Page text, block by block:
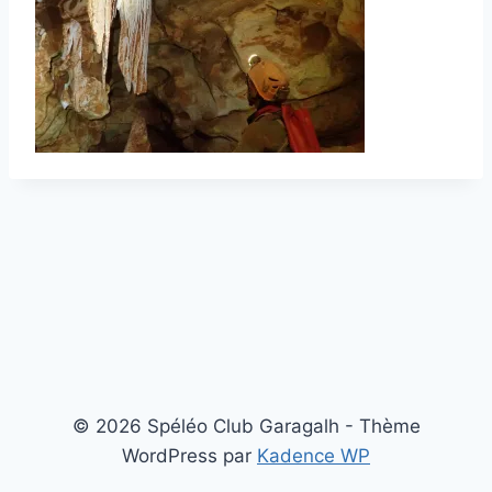
© 2026 Spéléo Club Garagalh - Thème
WordPress par Kadence WP